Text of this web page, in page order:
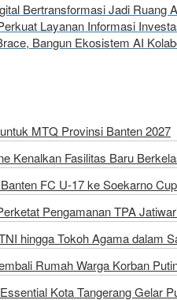
Bertransformasi Jadi Ruang
Layanan Informasi
Bangun Ekosistem AI
MTQ Provinsi Banten 2027
Kenalkan Fasilitas Baru
FC U-17 ke Soekarno
Pengamanan TPA
hingga Tokoh Agama dalam
Rumah Warga Korban
Kota Tangerang Gelar